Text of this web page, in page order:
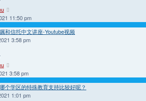
11:50 pm
和信托中文讲座-Youtube视频
3:58 pm
3:58 pm
个学区的特殊教育支持比较好呢？
1:01 pm